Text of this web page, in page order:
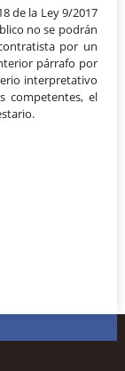
de la Ley 9/2017
no se podrán
por un
párrafo por
interpretativo
competentes, el